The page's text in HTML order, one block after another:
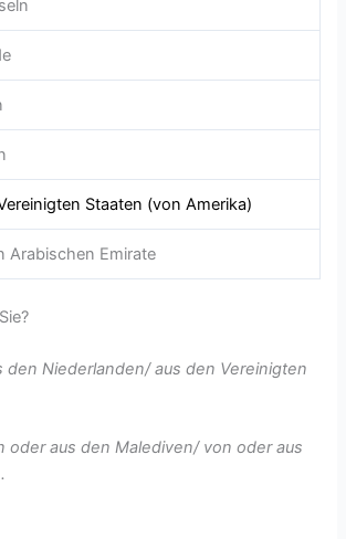
Staaten (von Amerika)
Arabischen Emirate
den Niederlanden/ aus den Vereinigten
oder aus den Malediven/ von oder aus